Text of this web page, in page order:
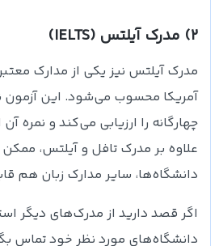
2) مدرک آیلتس (IELTS)
مدرک آیلتس نیز یکی از مدارک
آمریکا محسوب می‌شود. این آزمون
علاوه بر مدرک تافل و آیلتس،
دانشگاه‌ها، سایر مدارک زبان هم
اگر قصد دارید از مدرک‌های دیگر
دانشگاه‌های مورد نظر خود تماس